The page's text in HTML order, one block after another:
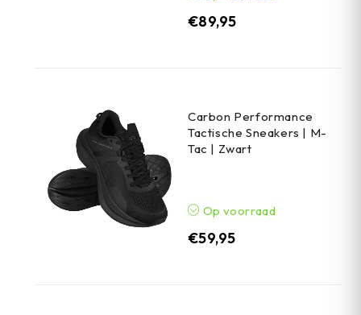
€89,95
Carbon Performance
Tactische Sneakers | M-
Tac | Zwart
Op voorraad
€59,95